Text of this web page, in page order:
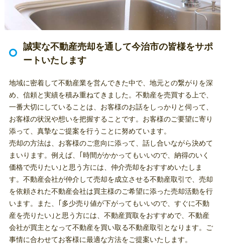
誠実な不動産売却を通して今治市の皆様をサポ
ートいたします
地域に密着して不動産業を営んできた中で、地元との繋がりを深
め、信頼と実績を積み重ねてきました。不動産を売買する上で、
一番大切にしていることは、お客様のお話をしっかりと伺って、
お客様の状況や想いを把握することです。お客様のご要望に寄り
添って、真摯なご提案を行うことに努めています。
売却の方法は、お客様のご意向に添って、話し合いながら決めて
まいります。例えば、｢時間がかかってもいいので、納得のいく
価格で売りたい｣と思う方には、仲介売却をおすすめいたしま
す。不動産会社が仲介して売却を成立させる不動産取引で、売却
を依頼された不動産会社は買主様のご希望に添った売却活動を行
います。また、｢多少売り値が下がってもいいので、すぐに不動
産を売りたい｣と思う方には、不動産買取をおすすめで、不動産
会社が買主となって不動産を買い取る不動産取引となります。ご
事情に合わせてお客様に最適な方法をご提案いたします。